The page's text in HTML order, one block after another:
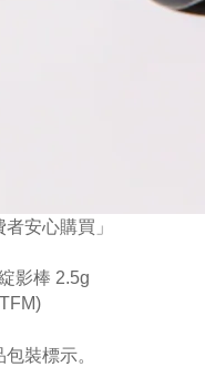
安心購買」
影棒 2.5g
裝標示。